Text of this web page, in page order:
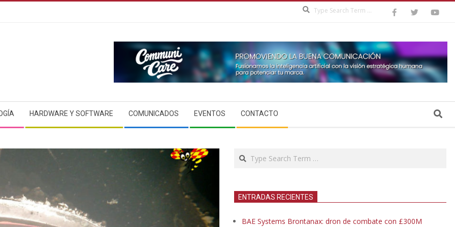
HARDWARE Y SOFTWARE COMUNICADOS EVENTOS CONTACTO Search
Search
ENTRADAS RECIENTES
BAE Systems Brontanax: dron de combate con £300M